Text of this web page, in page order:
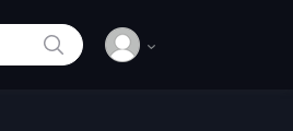
SEARCH